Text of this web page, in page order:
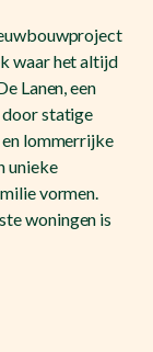
waar het altijd
Lanen, een
statige
lommerrijke
unieke
vormen.
woningen is